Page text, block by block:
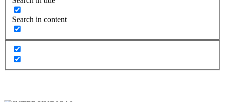
Search in content